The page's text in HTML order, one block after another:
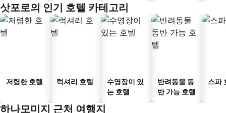
삿포로의 인기 호텔 카테고리
저렴한 호텔 럭셔리 호텔
수영장이 있
는 호텔
반려동물 동
반 가능 호텔
스파
하나모미지 근처 여행지